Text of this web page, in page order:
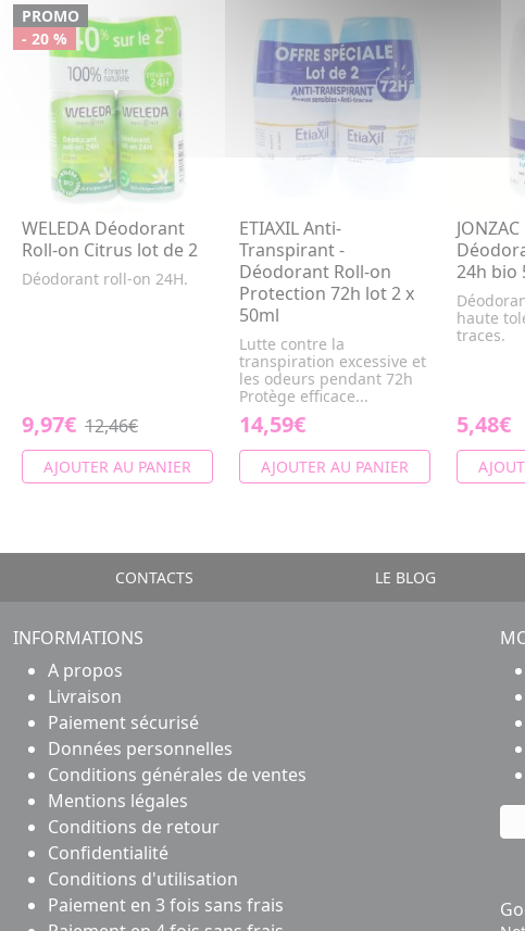
PROMO
- 20 %
WELEDA Déodorant
Roll-on Citrus lot de 2
Déodorant roll-on 24H.
9,97€ 12,46€
AJOUTER AU PANIER
ETIAXIL Anti-
Transpirant -
Déodorant Roll-on
Protection 72h lot 2 x
50ml
Lutte contre la
transpiration excessive et
les odeurs pendant 72h
Protège efficace...
14,59€
AJOUTER AU PANIER
24h bio
haute
traces.
5,48€
CONTACTS LE BLOG
INFORMATIONS
A propos
Livraison
Paiement sécurisé
Données personnelles
Conditions générales de ventes
Mentions légales
Conditions de retour
Confidentialité
Conditions d'utilisation
Paiement en 3 fois sans frais